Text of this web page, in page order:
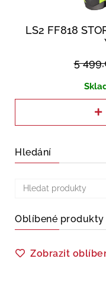
LS2 FF818
5
Hledání
Oblíbené produkty
Zobrazit